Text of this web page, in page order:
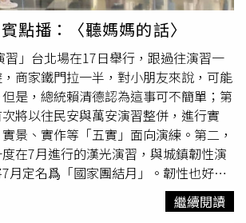
點播：〈聽媽媽的話〉
習」台北場在17日舉行，跟過往演習一
商家鐵門拉一半，對小朋友來說，可能
是，總統賴清德認為這事可不簡單；第
將以往民安與萬安演習整併，進行實
景、實作等「五實」面向演練。第二，
在7月進行的漢光演習，與城鎮韌性演
月定名爲「國家團結月」。韌性也好，
，「強權威脅不斷，不管是文攻武嚇或
，每一天都在進行。在這種狀況下，除
繼續閱讀